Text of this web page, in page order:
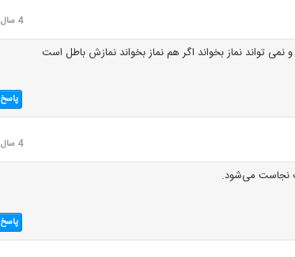
4 سال قبل
نماز بخواند اگر هم نماز بخواند نمازش باطل است
پاسخ
4 سال قبل
نجاست می‌شود.
پاسخ